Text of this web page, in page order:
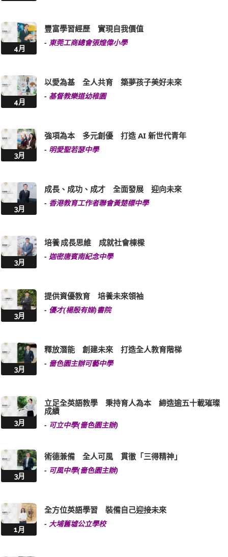
4月
豐富學習經歷 實現自我價值
- 東莞工商總會張煌偉小學
4月
以愛為基 全人共育 築夢孩子美好未來
- 基督教樂道幼稚園
3月
強項為本 多元創優 打造 AI 新世代青年
- 明愛聖若瑟中學
3月
成長、成功、成才 全面發展 迎向未來
- 香港教育工作者聯會黃楚標中學
3月
培養 成長思維 成就社會棟樑
- 迦密唐賓南紀念中學
3月
提供資優教育 培養未來領袖
- 優才(楊殷有娣)書院
3月
釋放潛能 創建未來 打造全人教育階梯
- 嗇色園主辦可藝中學
3月
立足全英語教學 秉持育人為本 締造逾五十載璀璨
成績
- 可立中學(嗇色園主辦)
3月
術德兼備 全人可風 貫徹「三得精神」
- 可風中學(嗇色園主辦)
1月
全方位英語學習 裝備自己迎接未來
- 大埔舊墟公立學校